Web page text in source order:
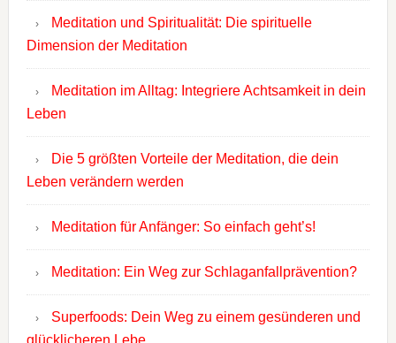
Meditation und Spiritualität: Die spirituelle
Dimension der Meditation
Meditation im Alltag: Integriere Achtsamkeit in dein
Leben
Die 5 größten Vorteile der Meditation, die dein
Leben verändern werden
Meditation für Anfänger: So einfach geht’s!
Meditation: Ein Weg zur Schlaganfallprävention?
Superfoods: Dein Weg zu einem gesünderen und